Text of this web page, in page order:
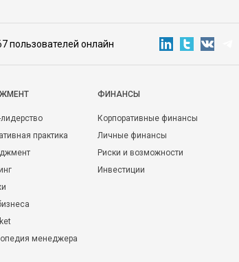
пользователей онлайн
практика
менеджера
ФИНАНСЫ
Корпоративные финансы
Личные финансы
Риски и возможности
Инвестиции